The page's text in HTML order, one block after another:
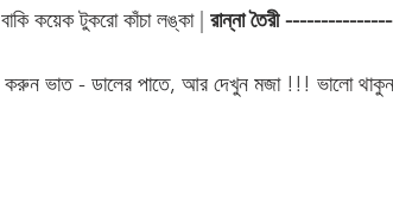
কয়েক টুকরো কাঁচা লঙ্কা | রান্না তৈরী
করুন ভাত - ডালের পাতে, আর দেখুন মজা !!! ভালো